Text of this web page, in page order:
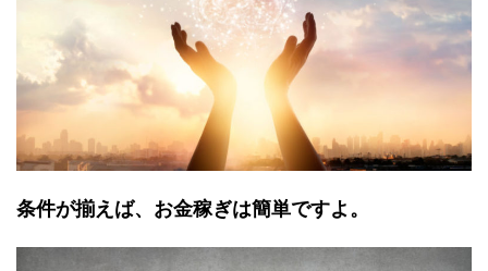
条件が揃えば、お金稼ぎは簡単ですよ。